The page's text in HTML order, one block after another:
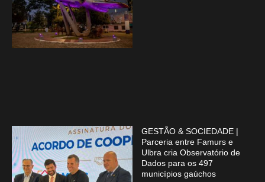
GESTÃO & SOCIEDADE |
Parceria entre Famurs e
Ulbra cria Observatório de
Dados para os 497
municípios gaúchos